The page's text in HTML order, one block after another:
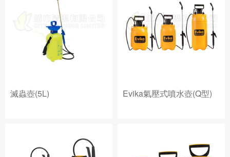
滅蟲壺(5L) Evika氣壓式噴水壺(Q型)